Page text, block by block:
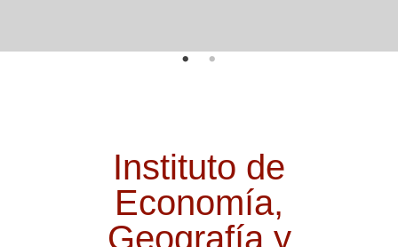
Instituto de
Economía,
Geografía y